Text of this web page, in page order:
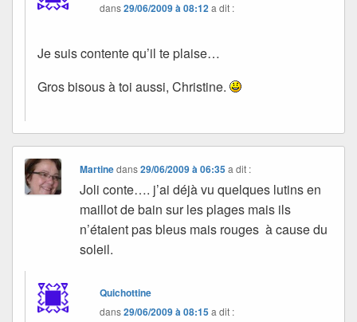
dans29/06/2009 à 08:12a dit :
Je suis contente qu’il te plaise…
Gros bisous à toi aussi, Christine.
Martinedans29/06/2009 à 06:35 a dit :
Joli conte…. j’ai déjà vu quelques lutins en
maillot de bain sur les plages mais ils
n’étaient pas bleus mais rouges à cause du
soleil.
Quichottine
dans29/06/2009 à 08:15a dit :